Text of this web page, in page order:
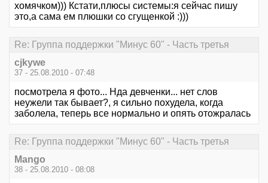
хомячком))) Кстати,плюсы системы:я сейчас пишу
это,а сама ем плюшки со сгущенкой :)))
Re: Группа поддержки "Минус 60" - Часть третья
cjkywe
37 - 25.08.2010 - 07:48
посмотрела я фото... Нда девченки... нет слов
неужели так бывает?, я сильно похудела, когда
заболела, теперь все нормально и опять отожралась
Re: Группа поддержки "Минус 60" - Часть третья
Mango
38 - 25.08.2010 - 08:08